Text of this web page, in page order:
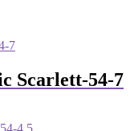
Scarlett-54-7